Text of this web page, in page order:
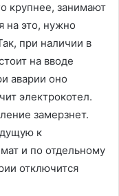
крупнее, занимают
на это, нужно
при наличии в
на вводе
аварии оно
электрокотел.
замерзнет.
к
и по отдельному
отключится